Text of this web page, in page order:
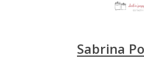
Sabrina